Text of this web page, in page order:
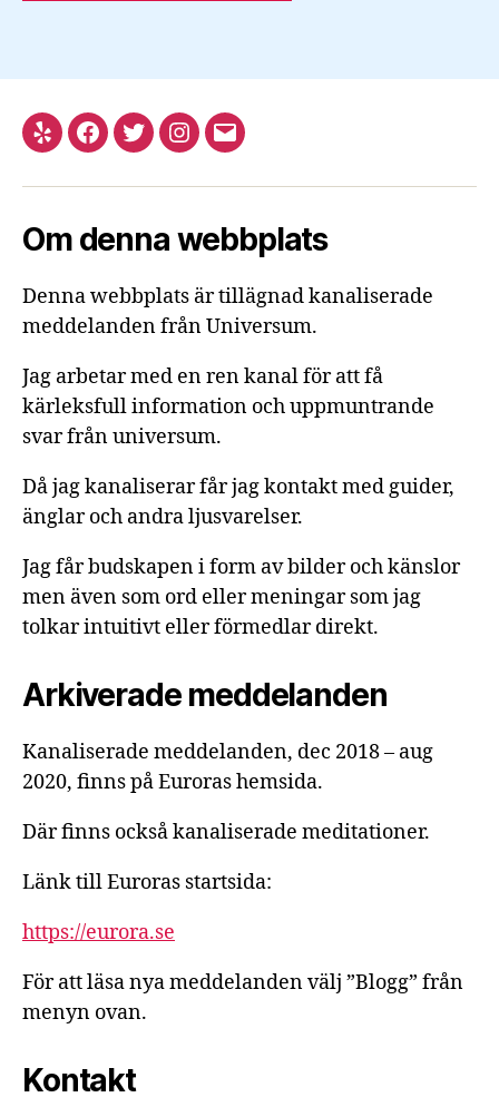
Yelp Facebook
TwitterInstagram
E-
Om denna webbplats
Denna webbplats är tillägnad kanaliserade
meddelanden från Universum.
Jag arbetar med en ren kanal för att få
kärleksfull information och uppmuntrande
svar från universum.
Då jag kanaliserar får jag kontakt med guider,
änglar och andra ljusvarelser.
Jag får budskapen i form av bilder och känslor
men även som ord eller meningar som jag
tolkar intuitivt eller förmedlar direkt.
Arkiverade meddelanden
Kanaliserade meddelanden, dec 2018 – aug
2020, finns på Euroras hemsida.
Där finns också kanaliserade meditationer.
Länk till Euroras startsida:
https://eurora.se
För att läsa nya meddelanden välj ”Blogg” från
menyn ovan.
Kontakt